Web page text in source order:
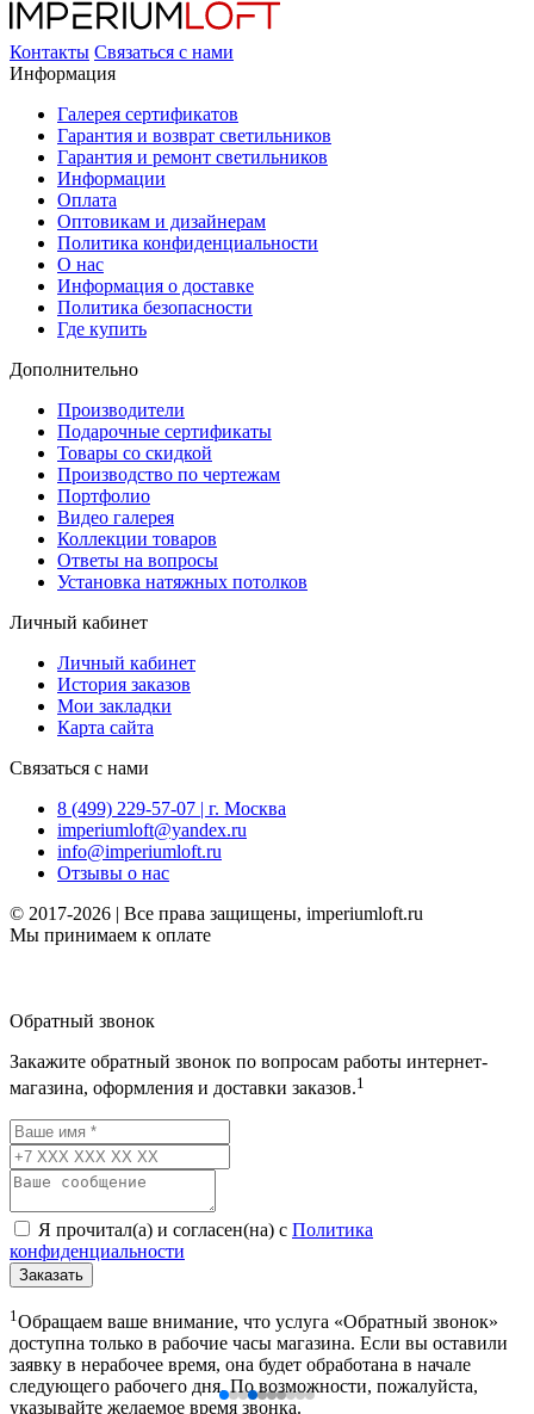
Контакты Связаться с нами
Информация
Галерея сертификатов
Гарантия и возврат светильников
Гарантия и ремонт светильников
Информации
Оплата
Оптовикам и дизайнерам
Политика конфиденциальности
О нас
Информация о доставке
Политика безопасности
Где купить
Дополнительно
Производители
Подарочные сертификаты
Товары со скидкой
Производство по чертежам
Портфолио
Видео галерея
Коллекции товаров
Ответы на вопросы
Установка натяжных потолков
Личный кабинет
Личный кабинет
История заказов
Мои закладки
Карта сайта
Связаться с нами
8 (499) 229-57-07 | г. Москва
imperiumloft@yandex.ru
info@imperiumloft.ru
Отзывы о нас
© 2017-2026 | Все права защищены, imperiumloft.ru
Мы принимаем к оплате
Обратный звонок
Закажите обратный звонок по вопросам работы интернет-
магазина, оформления и доставки заказов.1
Я прочитал(а) и согласен(на) с Политика
конфиденциальности
Заказать
1 Обращаем ваше внимание, что услуга «Обратный звонок»
доступна только в рабочие часы магазина. Если вы оставили
заявку в нерабочее время, она будет обработана в начале
следующего рабочего дня. По возможности, пожалуйста,
указывайте желаемое время звонка.